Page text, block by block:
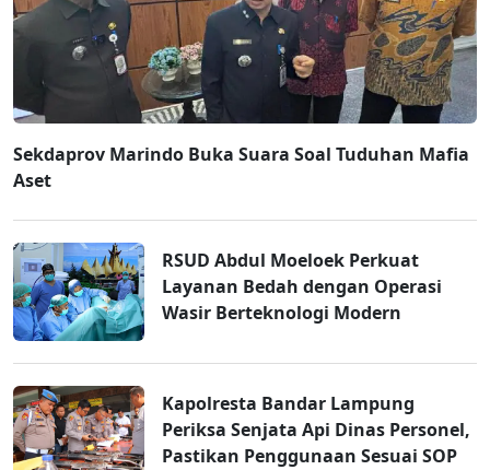
Sekdaprov Marindo Buka Suara Soal Tuduhan Mafia
Aset
RSUD Abdul Moeloek Perkuat
Layanan Bedah dengan Operasi
Wasir Berteknologi Modern
Kapolresta Bandar Lampung
Periksa Senjata Api Dinas Personel,
Pastikan Penggunaan Sesuai SOP